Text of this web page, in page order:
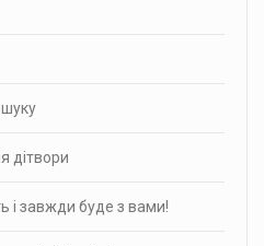
дітвори
і завжди буде з вами!